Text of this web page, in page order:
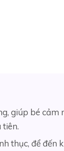
giúp bé cảm
thục, để đến